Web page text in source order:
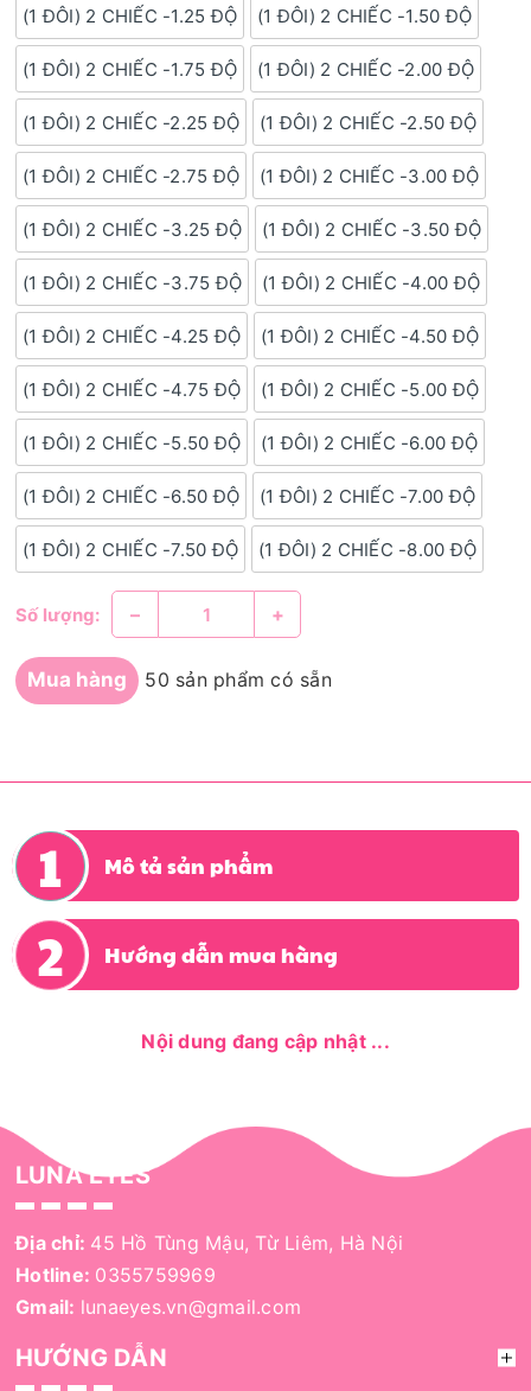
(1 ĐÔI) 2 CHIẾC -1.25 ĐỘ (1 ĐÔI) 2 CHIẾC -1.50 ĐỘ
(1 ĐÔI) 2 CHIẾC -1.75 ĐỘ (1 ĐÔI) 2 CHIẾC -2.00 ĐỘ
(1 ĐÔI) 2 CHIẾC -2.25 ĐỘ (1 ĐÔI) 2 CHIẾC -2.50 ĐỘ
(1 ĐÔI) 2 CHIẾC -2.75 ĐỘ (1 ĐÔI) 2 CHIẾC -3.00 ĐỘ
(1 ĐÔI) 2 CHIẾC -3.25 ĐỘ (1 ĐÔI) 2 CHIẾC -3.50 ĐỘ
(1 ĐÔI) 2 CHIẾC -3.75 ĐỘ (1 ĐÔI) 2 CHIẾC -4.00 ĐỘ
(1 ĐÔI) 2 CHIẾC -4.25 ĐỘ (1 ĐÔI) 2 CHIẾC -4.50 ĐỘ
(1 ĐÔI) 2 CHIẾC -4.75 ĐỘ (1 ĐÔI) 2 CHIẾC -5.00 ĐỘ
(1 ĐÔI) 2 CHIẾC -5.50 ĐỘ (1 ĐÔI) 2 CHIẾC -6.00 ĐỘ
(1 ĐÔI) 2 CHIẾC -6.50 ĐỘ (1 ĐÔI) 2 CHIẾC -7.00 ĐỘ
(1 ĐÔI) 2 CHIẾC -7.50 ĐỘ (1 ĐÔI) 2 CHIẾC -8.00 ĐỘ
Số lượng: – +
Mua hàng 50 sản phẩm có sẵn
Mô tả sản phẩm
Hướng dẫn mua hàng
Nội dung đang cập nhật ...
LUNA EYES
Địa chỉ: 45 Hồ Tùng Mậu, Từ Liêm, Hà Nội
Hotline: 0355759969
Gmail: lunaeyes.vn@gmail.com
HƯỚNG DẪN